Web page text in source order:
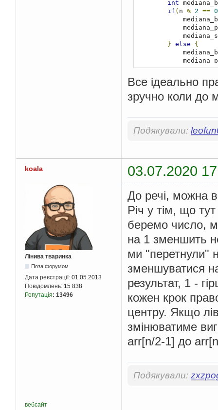
int
if ( n % 2 == 0
} else
{
int result =
for (int i =
+
Math.abs(arr_potato
}
}
Все ідеально
зручно коли до
Подякували:
koala 03.07.2020
Лінива тваринка
Поза форумом
Дата реєстрації: 01.05.2013
Повідомлень: 15 838
Репутація: 13496
До речі, можна в
Річ у тім, що
беремо число,
на 1 зменшить
ми "перетнули"
зменшуватися
результат, 1 -
кожен крок
центру. Якщо
змінюватиме
arr[n/2-1] до
Подякували:
вебсайт